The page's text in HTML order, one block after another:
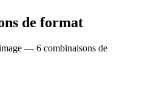
de format
— 6 combinaisons de